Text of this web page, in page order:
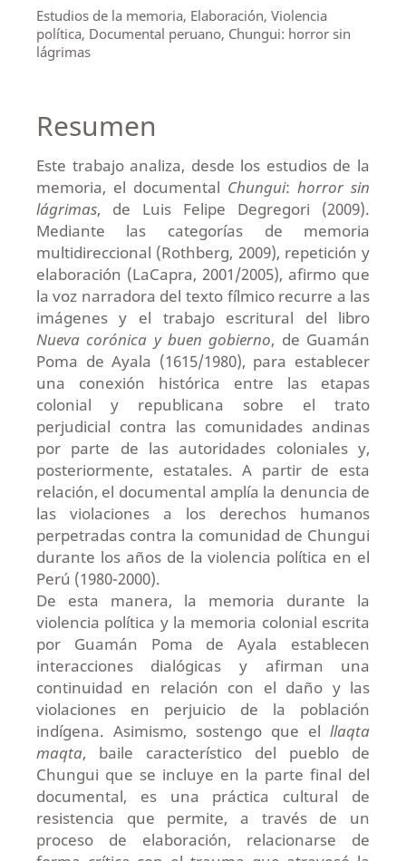
Estudios de la memoria, Elaboración, Violencia
política, Documental peruano, Chungui: horror sin
lágrimas
Resumen
Este trabajo analiza, desde los estudios de la
memoria, el documental Chungui:horror sin
lágrimas, de Luis Felipe Degregori (2009).
Mediante las categorías de memoria
multidireccional (Rothberg, 2009), repetición y
elaboración (LaCapra, 2001/2005), afirmo que
la voz narradora del texto fílmico recurre a las
imágenes y el trabajo escritural del libro
Nueva corónica y buen gobierno, de Guamán
Poma de Ayala (1615/1980), para establecer
una conexión histórica entre las etapas
colonial y republicana sobre el trato
perjudicial contra las comunidades andinas
por parte de las autoridades coloniales y,
posteriormente, estatales. A partir de esta
relación, el documental amplía la denuncia de
las violaciones a los derechos humanos
perpetradas contra la comunidad de Chungui
durante los años de la violencia política en el
Perú (1980-2000).
De esta manera, la memoria durante la
violencia política y la memoria colonial escrita
por Guamán Poma de Ayala establecen
interacciones dialógicas y afirman una
continuidad en relación con el daño y las
violaciones en perjuicio de la población
indígena. Asimismo, sostengo que elllaqta
maqta, baile característico del pueblo de
Chungui que se incluye en la parte final del
documental, es una práctica cultural de
resistencia que permite, a través de un
proceso de elaboración, relacionarse de